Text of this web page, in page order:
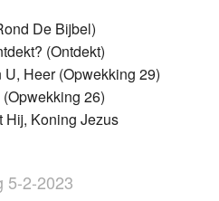
De Bijbel)
(Ontdekt)
Heer (Opwekking 29)
26)
Hij, Koning Jezus
5-2-2023